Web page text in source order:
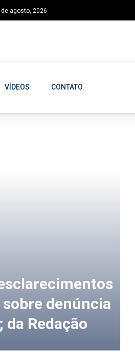
agosto, 2026
VÍDEOS CONTATO
denúncia
Redação